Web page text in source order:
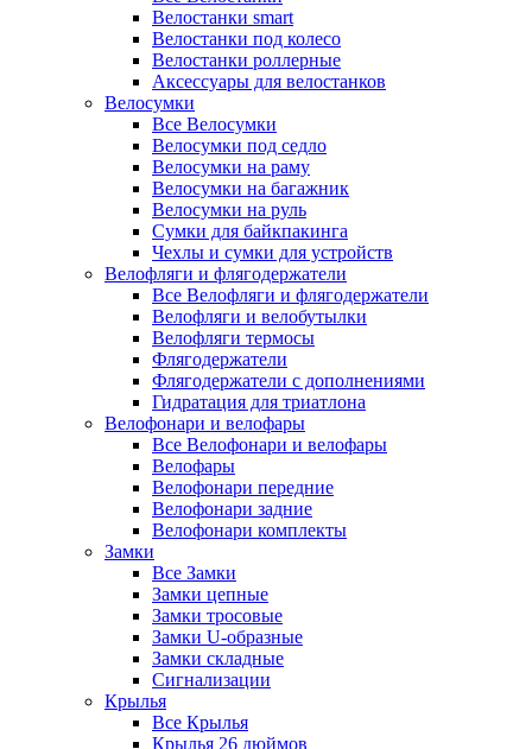
Велостанки smart
Велостанки под колесо
Велостанки роллерные
Аксессуары для велостанков
Велосумки
Все Велосумки
Велосумки под седло
Велосумки на раму
Велосумки на багажник
Велосумки на руль
Сумки для байкпакинга
Чехлы и сумки для устройств
Велофляги и флягодержатели
Все Велофляги и флягодержатели
Велофляги и велобутылки
Велофляги термосы
Флягодержатели
Флягодержатели с дополнениями
Гидратация для триатлона
Велофонари и велофары
Все Велофонари и велофары
Велофары
Велофонари передние
Велофонари задние
Велофонари комплекты
Замки
Все Замки
Замки цепные
Замки тросовые
Замки U-образные
Замки складные
Сигнализации
Крылья
Все Крылья
Крылья 26 дюймов